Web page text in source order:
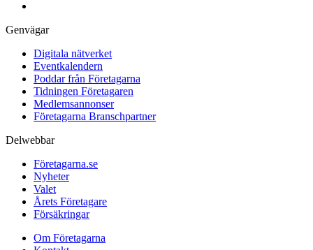
Genvägar
Digitala nätverket
Eventkalendern
Poddar från Företagarna
Tidningen Företagaren
Medlemsannonser
Företagarna Branschpartner
Delwebbar
Företagarna.se
Nyheter
Valet
Årets Företagare
Försäkringar
Om Företagarna